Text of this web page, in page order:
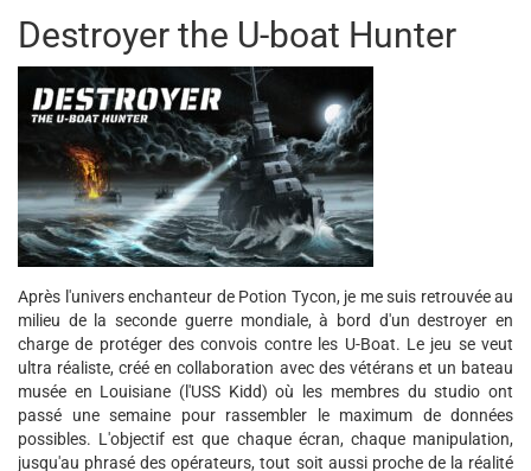
Destroyer the U-boat Hunter
Après l'univers enchanteur de Potion Tycon, je me suis retrouvée au
milieu de la seconde guerre mondiale, à bord d'un destroyer en
charge de protéger des convois contre les U-Boat. Le jeu se veut
ultra réaliste, créé en collaboration avec des vétérans et un bateau
musée en Louisiane (l'USS Kidd) où les membres du studio ont
passé une semaine pour rassembler le maximum de données
possibles. L'objectif est que chaque écran, chaque manipulation,
jusqu'au phrasé des opérateurs, tout soit aussi proche de la réalité